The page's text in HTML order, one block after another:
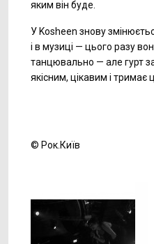
яким він буде.
У Kosheen знову
і в музиці — цього разу
танцювально — але гурт
якісним, цікавим і
© Рок.Київ